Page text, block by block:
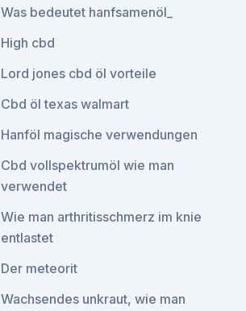
Was bedeutet hanfsamenöl_
High cbd
Lord jones cbd öl vorteile
Cbd öl texas walmart
Hanföl magische verwendungen
Cbd vollspektrumöl wie man
verwendet
Wie man arthritisschmerz im knie
entlastet
Der meteorit
Wachsendes unkraut, wie man